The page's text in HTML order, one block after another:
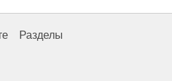
Разделы